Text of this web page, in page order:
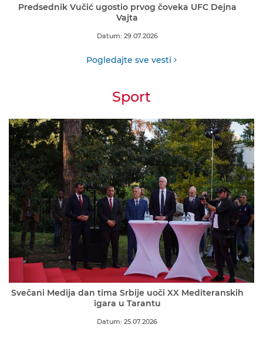
Predsednik Vučić ugostio prvog čoveka UFC Dejna
Vajta
Datum: 29.07.2026
Pogledajte sve vesti
Sport
Svečani Medija dan tima Srbije uoči XX Mediteranskih
igara u Tarantu
Datum: 25.07.2026